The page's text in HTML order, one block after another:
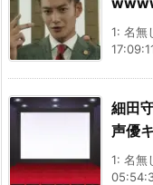
1: 名無
細田
声優
1: 名無